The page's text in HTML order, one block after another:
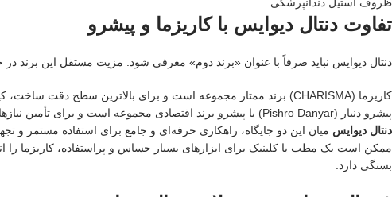
تفاوت دنتال دیوایس با کاریزما و پیشرو
دنتال دیوایس نباید صرفاً با عنوان «برند دوم» معرفی شود. مزیت مستقل این برند
کاریزما (CHARISMA)
برند ممتاز مجموعه است و برای بالاترین سطح دقت ساخت،
پیشرو دنیار (Pishro Danyar) یا پیشرو
برند اقتصادی مجموعه است و برای تأمین
دنتال دیوایس میان این دو جایگاه، راهکاری حرفه‌ای و جامع برای استفاده مستمر و
ممکن است یک مطب یا کلینیک برای ابزارهای بسیار حساس و پراستفاده، کاریزما را
بستگی دارد.